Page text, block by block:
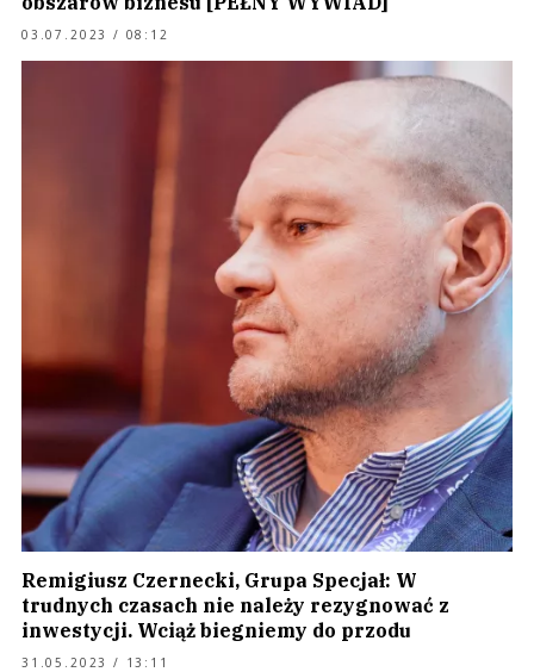
03.07.2023 / 08:12
Remigiusz Czernecki, Grupa Specjał: W
trudnych czasach nie należy rezygnować z
inwestycji. Wciąż biegniemy do przodu
31.05.2023 / 13:11